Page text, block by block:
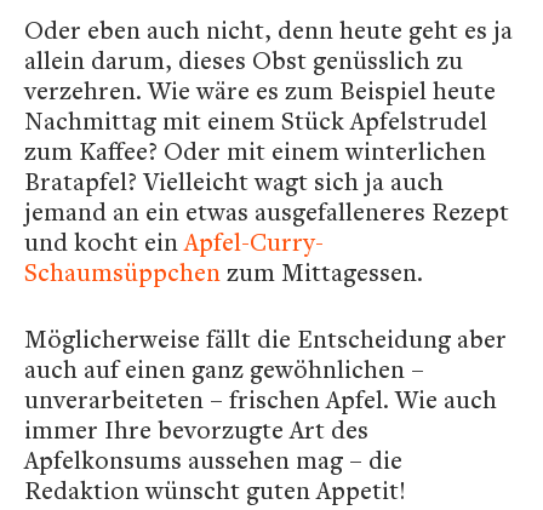
Oder eben auch nicht, denn heute geht es ja
allein darum, dieses Obst genüsslich zu
verzehren. Wie wäre es zum Beispiel heute
Nachmittag mit einem Stück Apfelstrudel
zum Kaffee? Oder mit einem winterlichen
Bratapfel? Vielleicht wagt sich ja auch
jemand an ein etwas ausgefalleneres Rezept
und kocht einApfel-Curry-
Schaumsüppchenzum Mittagessen.
Möglicherweise fällt die Entscheidung aber
auch auf einen ganz gewöhnlichen –
unverarbeiteten – frischen Apfel. Wie auch
immer Ihre bevorzugte Art des
Apfelkonsums aussehen mag – die
Redaktion wünscht guten Appetit!